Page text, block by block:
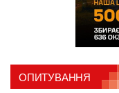
ОПИТУВАННЯ